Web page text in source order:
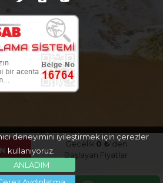
deneyimini iyileştirmek için çerezler
kullanıyoruz.
ANLADIM
Gecelik 0 ₺'den
Başlayan Fiyatlar